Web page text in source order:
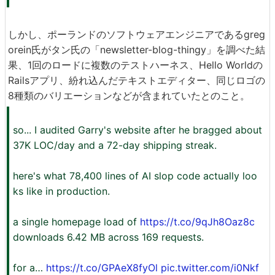
しかし、ポーランドのソフトウェアエンジニアであるgreg
orein氏がタン氏の「newsletter-blog-thingy」を調べた結
果、1回のロードに複数のテストハーネス、Hello Worldの
Railsアプリ、紛れ込んだテキストエディター、同じロゴの
8種類のバリエーションなどが含まれていたとのこと。
so... I audited Garry's website after he bragged about
37K LOC/day and a 72-day shipping streak.
here's what 78,400 lines of AI slop code actually loo
ks like in production.
a single homepage load of https://t.co/9qJh8Oaz8c
downloads 6.42 MB across 169 requests.
for a… https://t.co/GPAeX8fyOl pic.twitter.com/i0Nkf